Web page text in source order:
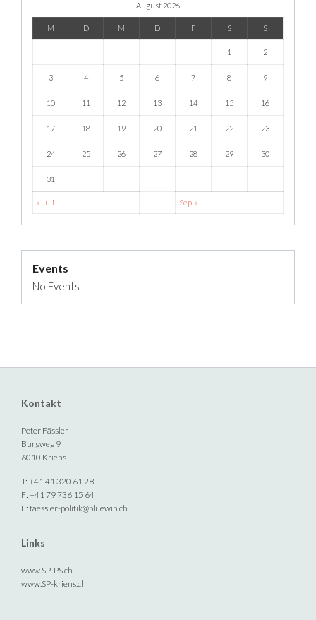
August 2026
M D M D F S S
1 2
3 4 5 6 7 8 9
10 11 12 13 14 15 16
17 18 19 20 21 22 23
24 25 26 27 28 29 30
31
« Juli Sep. »
Events
No Events
Kontakt
Peter Fässler
Burgweg 9
6010 Kriens
T: +41 41 320 61 28
F: +41 79 736 15 64
E: faessler-politik@bluewin.ch
Links
www.SP-PS.ch
www.SP-kriens.ch